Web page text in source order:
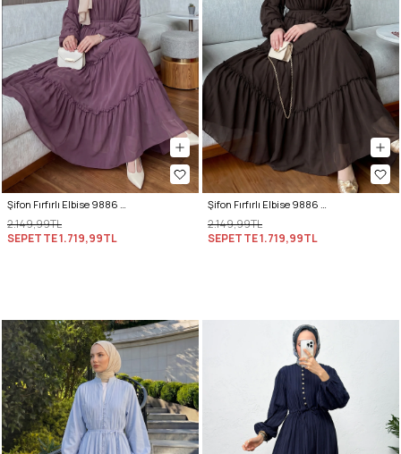
Şifon Fırfırlı Elbise 9886 - MÜRDÜM
2.149,99TL
SEPETTE1.719,99TL
Şifon Fırfırlı Elbise 9886 - A. KAHVE
2.149,99TL
SEPETTE1.719,99TL